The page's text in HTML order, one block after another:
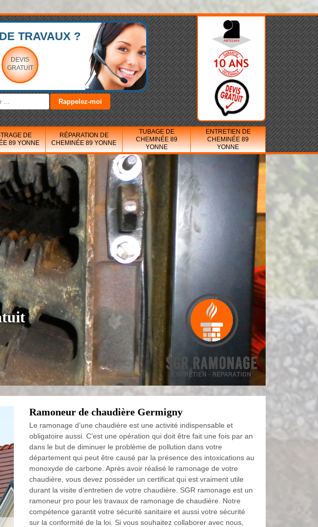
TRAVAUX ?
DEVIS
GRATUIT
DE
89 YONNE
RÉPARATION DE
CHEMINÉE 89 YONNE
TUBAGE DE
CHEMINÉE 89
YONNE
ENTRETIEN DE
CHEMINÉE 89
YONNE
Ramoneur de chaudière Germigny
Le ramonage d’une chaudière est une activité indispensable et
obligatoire aussi. C’est une opération qui doit être fait une fois par an
dans le but de diminuer le problème de pollution dans votre
département qui peut être causé par la présence des intoxications au
monoxyde de carbone. Après avoir réalisé le ramonage de votre
chaudière, vous devez posséder un certificat qui est vraiment utile
durant la visite d’entretien de votre chaudière. SGR ramonage est un
ramoneur pro pour les travaux de ramonage de chaudière. Notre
compétence garantit votre sécurité sanitaire et aussi votre sécurité
sur la conformité de la loi. Si vous souhaitez collaborer avec nous,